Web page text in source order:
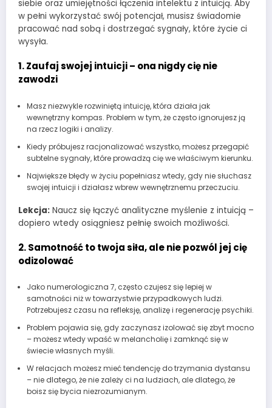
siebie oraz umiejętności łączenia intelektu z intuicją. Aby
w pełni wykorzystać swój potencjał, musisz świadomie
pracować nad sobą i dostrzegać sygnały, które życie ci
wysyła.
1. Zaufaj swojej intuicji – ona nigdy cię nie
zawodzi
Masz niezwykle rozwiniętą intuicję, która działa jak
wewnętrzny kompas. Problem w tym, że często ignorujesz ją
na rzecz logiki i analizy.
Kiedy próbujesz racjonalizować wszystko, możesz przegapić
subtelne sygnały, które prowadzą cię we właściwym kierunku.
Największe błędy w życiu popełniasz wtedy, gdy nie słuchasz
swojej intuicji i działasz wbrew wewnętrznemu przeczuciu.
Lekcja: Naucz się łączyć analityczne myślenie z intuicją –
dopiero wtedy osiągniesz pełnię swoich możliwości.
2. Samotność to twoja siła, ale nie pozwól jej cię
odizolować
Jako numerologiczna 7, często czujesz się lepiej w
samotności niż w towarzystwie przypadkowych ludzi.
Potrzebujesz czasu na refleksję, analizę i regenerację psychiki.
Problem pojawia się, gdy zaczynasz izolować się zbyt mocno
– możesz wtedy wpaść w melancholię i zamknąć się w
świecie własnych myśli.
W relacjach możesz mieć tendencję do trzymania dystansu
– nie dlatego, że nie zależy ci na ludziach, ale dlatego, że
boisz się bycia niezrozumianym.